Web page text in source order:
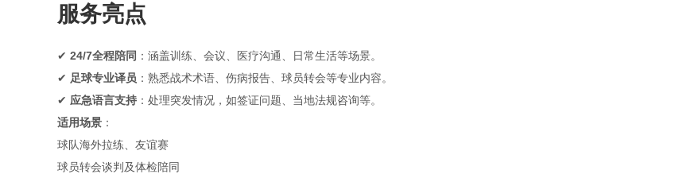
服务亮点
✔ 24/7全程陪同 ：涵盖训练、会议、医疗沟通、日常生活等场景。
✔ 足球专业译员 ：熟悉战术术语、伤病报告、球员转会等专业内容。
✔ 应急语言支持 ：处理突发情况，如签证问题、当地法规咨询等。
适用场景 ：
球队海外拉练、友谊赛
球员转会谈判及体检陪同